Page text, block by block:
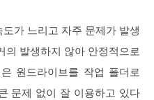
가 느리고 자주 문제가 발생
의 발생하지 않아 안정적으로
원드라이브를 작업 폴더로
문제 없이 잘 이용하고 있다